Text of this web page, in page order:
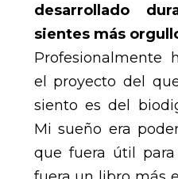
desarrollado
sientes más
Profesionalmente
el proyecto del
siento es del
Mi sueño era
que fuera útil